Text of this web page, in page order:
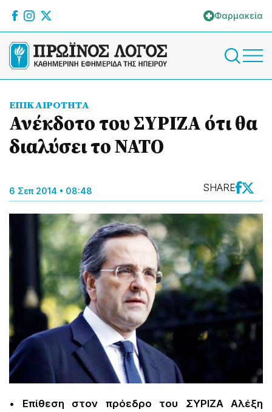
Φαρμακεία
ΕΠΙΚΑΙΡΟΤΗΤΑ
Ανέκδοτο του ΣΥΡΙΖΑ ότι θα
διαλύσει το ΝΑΤΟ
6 Σεπ 2014 • 08:48 SHARE
• Επίθεση στον πρόεδρο του ΣΥΡΙΖΑ Αλέξη